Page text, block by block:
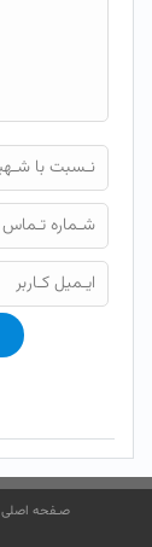
صـفحه اصلی